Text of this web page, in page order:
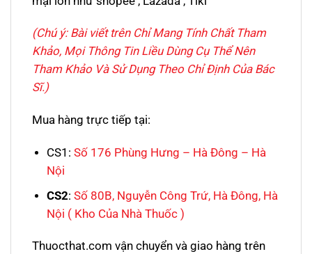
(Chú ý: Bài viết trên Chỉ Mang Tính Chất Tham
Khảo, Mọi Thông Tin Liều Dùng Cụ Thể Nên
Tham Khảo Và Sử Dụng Theo Chỉ Định Của Bác
Sĩ.)
Mua hàng trực tiếp tại:
CS1: Số 176 Phùng Hưng – Hà Đông – Hà
Nội
CS2: Số 80B, Nguyễn Công Trứ, Hà Đông, Hà
Nội ( Kho Của Nhà Thuốc )
Thuocthat.com vận chuyển và giao hàng trên